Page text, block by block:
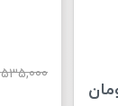
535,000 تومان